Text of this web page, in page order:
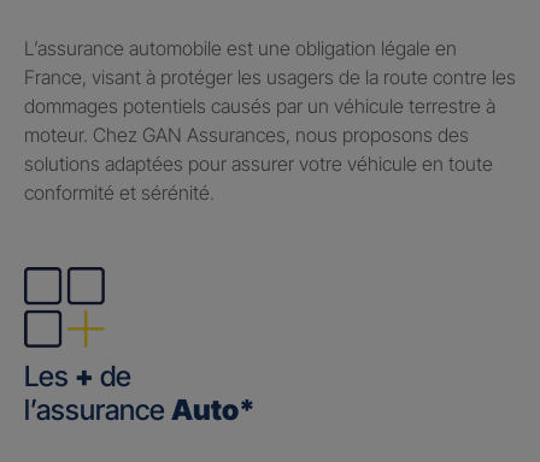
​L’assurance automobile est une obligation légale en
France, visant à protéger les usagers de la route contre les
dommages potentiels causés par un véhicule terrestre à
moteur. Chez GAN Assurances, nous proposons des
solutions adaptées pour assurer votre véhicule en toute
conformité et sérénité.
Les + de
l’assurance Auto*